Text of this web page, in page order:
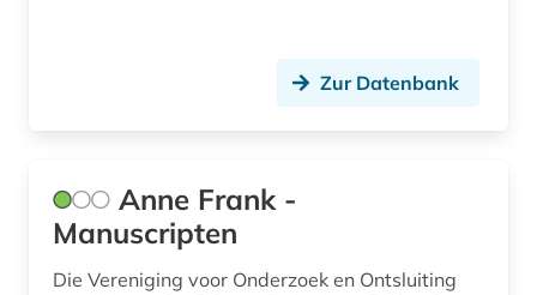
friedrich (3)
friedrich von (1)
Zur Datenbank
Anne Frank -
Manuscripten
Die Vereniging voor Onderzoek en Ontsluiting